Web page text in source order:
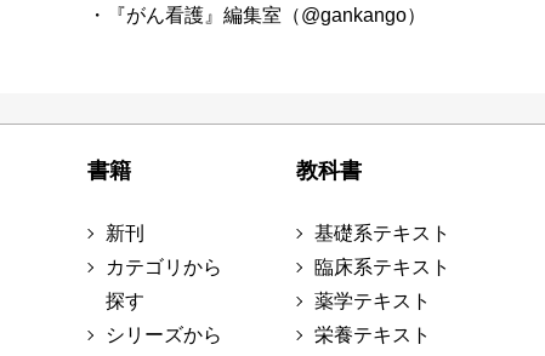
・『がん看護』編集室（@gankango）
書籍
新刊
カテゴリから
探す
シリーズから
教科書
基礎系テキスト
臨床系テキスト
薬学テキスト
栄養テキスト